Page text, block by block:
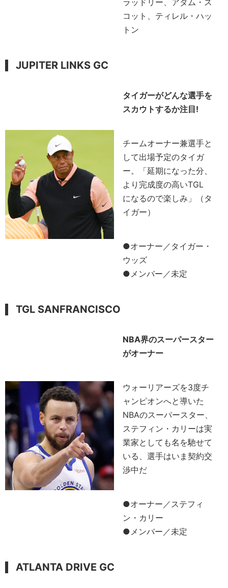
コット、ティレル・ハッ
トン
JUPITER LINKS GC
タイガーがどんな選手を
スカウトするか注目!
チームオーナー兼選手と
して出場予定のタイガ
ー。「延期になった分、
より完成度の高いTGL
になるので楽しみ」（タ
イガー）
●オーナー／タイガー・
ウッズ
●メンバー／未定
TGL SANFRANCISCO
NBA界のスーパースター
がオーナー
ウォーリアーズを3度チ
ャンピオンへと導いた
NBAのスーパースター、
ステフィン・カリーは実
業家としても名を馳せて
いる、選手はいま契約交
渉中だ
●オーナー／ステフィ
ン・カリー
●メンバー／未定
ATLANTA DRIVE GC